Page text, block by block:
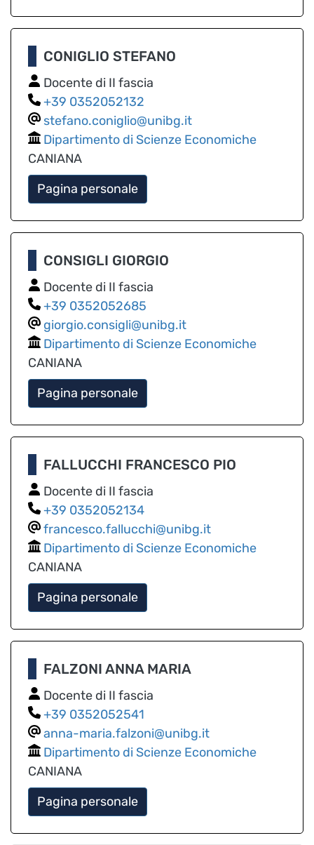
CONIGLIO STEFANO
Docente di II fascia
0352052132
stefano.coniglio@unibg.it
Dipartimento di Scienze Economiche
CANIANA
Pagina personale
CONSIGLI GIORGIO
Docente di II fascia
0352052685
giorgio.consigli@unibg.it
Dipartimento di Scienze Economiche
CANIANA
Pagina personale
FALLUCCHI FRANCESCO PIO
Docente di II fascia
0352052134
francesco.fallucchi@unibg.it
Dipartimento di Scienze Economiche
CANIANA
Pagina personale
FALZONI ANNA MARIA
Docente di II fascia
0352052541
anna-maria.falzoni@unibg.it
Dipartimento di Scienze Economiche
CANIANA
Pagina personale